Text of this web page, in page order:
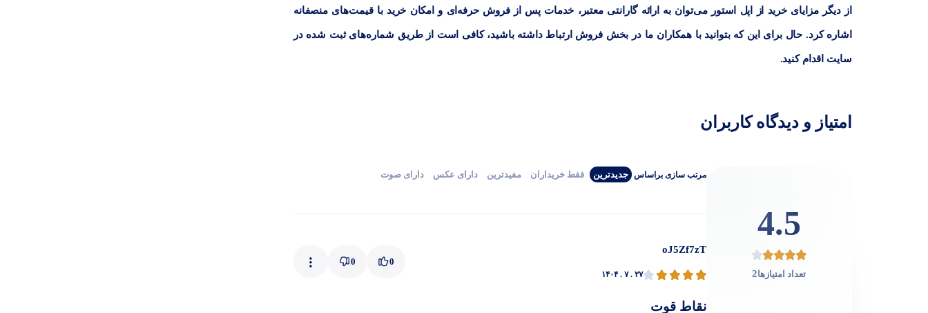
از دیگر مزایای خرید از اپل استور می‌توان به ارائه گارانتی معتبر، خدمات پس از فروش حرفه‌ای و امکان خرید با قیمت‌های منصفانه
اشاره کرد. حال برای این که بتوانید با همکاران ما در بخش فروش ارتباط داشته باشید، کافی است از طریق شماره‌های ثبت شده در
سایت اقدام کنید.
امتیاز و دیدگاه کاربران
4.5
تعداد امتیازها2
مرتب‌ سازی‌ بر‌اساس جدیدترین فقط‌ خریداران‌ مفیدترین دارای‌ عکس دارای‌ صوت
oJ5Zf7zT
۱۴۰۴ . ۷ . ۲۷
0
0
نقاط قوت